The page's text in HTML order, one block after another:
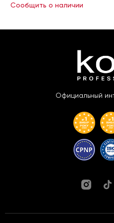
Сообщить о наличии
Официальный